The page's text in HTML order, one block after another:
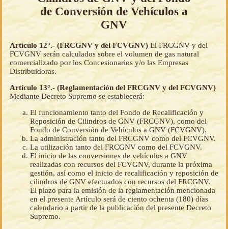
de Conversión de Vehículos a
GNV
Artículo 12°.- (FRCGNV y del FCVGNV) El FRCGNV y del
FCVGNV serán calculados sobre el volumen de gas natural
comercializado por los Concesionarios y/o las Empresas
Distribuidoras.
Artículo 13°.- (Reglamentación del FRCGNV y del FCVGNV)
Mediante Decreto Supremo se establecerá:
El funcionamiento tanto del Fondo de Recalificación y
Reposición de Cilindros de GNV (FRCGNV), como del
Fondo de Conversión de Vehículos a GNV (FCVGNV).
La administración tanto del FRCGNV como del FCVGNV.
La utilización tanto del FRCGNV como del FCVGNV.
El inicio de las conversiones de vehículos a GNV
realizadas con recursos del FCVGNV, durante la próxima
gestión, así como el inicio de recalificación y reposición de
cilindros de GNV efectuados con recursos del FRCGNV.
El plazo para la emisión de la reglamentación mencionada
en el presente Artículo será de ciento ochenta (180) días
calendario a partir de la publicación del presente Decreto
Supremo.